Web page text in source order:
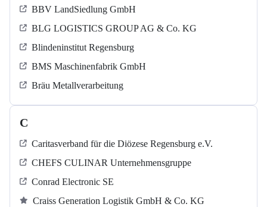
BBV LandSiedlung GmbH
BLG LOGISTICS GROUP AG & Co. KG
Blindeninstitut Regensburg
BMS Maschinenfabrik GmbH
Bräu Metallverarbeitung
C
Caritasverband für die Diözese Regensburg e.V.
CHEFS CULINAR Unternehmensgruppe
Conrad Electronic SE
Craiss Generation Logistik GmbH & Co. KG